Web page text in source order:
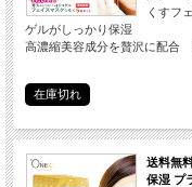
くすフ
ゲルがしっかり保湿
高濃縮美容成分を贅沢に配合
在庫切れ
送料無
保湿 プ